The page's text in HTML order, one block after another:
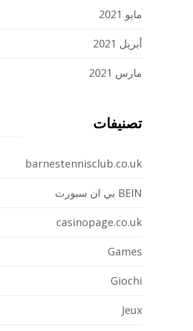
مايو 2021
أبريل 2021
مارس 2021
تصنيفات
barnestennisclub.co.uk
BEIN بي ان سبورت
casinopage.co.uk
Games
Giochi
Jeux